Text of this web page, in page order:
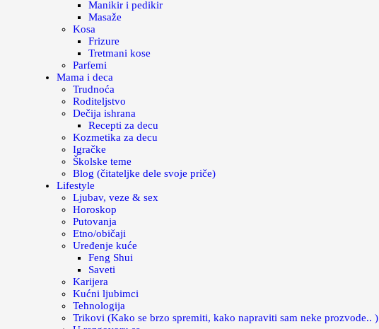
Manikir i pedikir
Masaže
Kosa
Frizure
Tretmani kose
Parfemi
Mama i deca
Trudnoća
Roditeljstvo
Dečija ishrana
Recepti za decu
Kozmetika za decu
Igračke
Školske teme
Blog (čitateljke dele svoje priče)
Lifestyle
Ljubav, veze & sex
Horoskop
Putovanja
Etno/običaji
Uređenje kuće
Feng Shui
Saveti
Karijera
Kućni ljubimci
Tehnologija
Trikovi (Kako se brzo spremiti, kako napraviti sam neke prozvode.. )